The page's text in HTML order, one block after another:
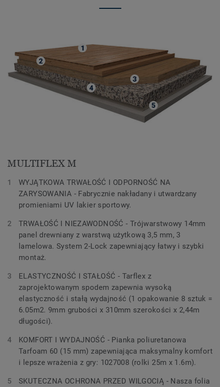
MULTIFLEX M
WYJĄTKOWA TRWAŁOŚĆ I ODPORNOŚĆ NA
ZARYSOWANIA - Fabrycznie nakładany i utwardzany
promieniami UV lakier sportowy.
TRWAŁOŚĆ I NIEZAWODNOŚĆ - Trójwarstwowy 14mm
panel drewniany z warstwą użytkową 3,5 mm, 3
lamelowa. System 2-Lock zapewniający łatwy i szybki
montaż.
ELASTYCZNOŚĆ I STAŁOŚĆ - Tarflex z
zaprojektowanym spodem zapewnia wysoką
elastyczność i stałą wydajność (1 opakowanie 8 sztuk =
6.05m2. 9mm grubości x 310mm szerokości x 2,44m
długości).
KOMFORT I WYDAJNOŚĆ - Pianka poliuretanowa
Tarfoam 60 (15 mm) zapewniająca maksymalny komfort
i lepsze wrażenia z gry: 1027008 (rolki 25m x 1.6m).
SKUTECZNA OCHRONA PRZED WILGOCIĄ - Nasza folia